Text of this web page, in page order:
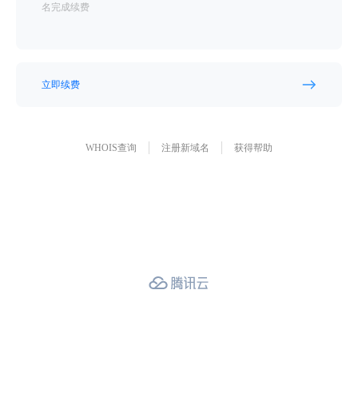
名完成续费
立即续费
WHOIS查询 注册新域名 获得帮助